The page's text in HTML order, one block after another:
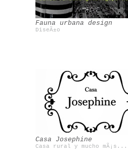
Fauna urbana design
DiseÃ±o
Casa Josephine
Casa rural y mucho mÃ¡s...
Filandon